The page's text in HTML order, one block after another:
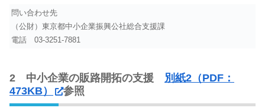
問い合わせ先
（公財）東京都中小企業振興公社総合支援課
電話 03-3251-7881
2 中小企業の販路開拓の支援 別紙2（PDF：
473KB）
参照